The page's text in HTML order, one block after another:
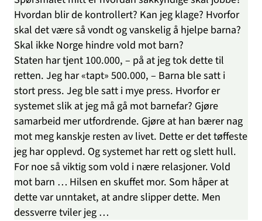
Hvordan blir de kontrollert? Kan jeg klage? Hvorfor
skal det være så vondt og vanskelig å hjelpe barna?
Skal ikke Norge hindre vold mot barn?
Staten har tjent 100.000, – på at jeg tok dette til
retten. Jeg har «tapt» 500.000, – Barna ble satt i
stort press. Jeg ble satt i mye press. Hvorfor er
systemet slik at jeg må gå mot barnefar? Gjøre
samarbeid mer utfordrende. Gjøre at han bærer nag
mot meg kanskje resten av livet. Dette er det tøffeste
jeg har opplevd. Og systemet har rett og slett hull.
For noe så viktig som vold i nære relasjoner. Vold
mot barn … Hilsen en skuffet mor. Som håper at
dette var unntaket, at andre slipper dette. Men
dessverre tviler jeg …